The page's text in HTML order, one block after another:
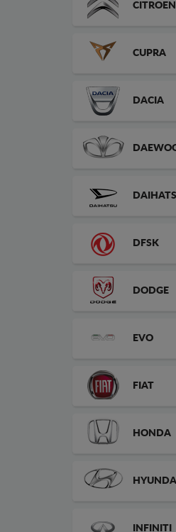
CITROEN
CUPRA
DACIA
DFSK
DODGE
EVO
FIAT
HONDA
HYUNDAI
INFINITI